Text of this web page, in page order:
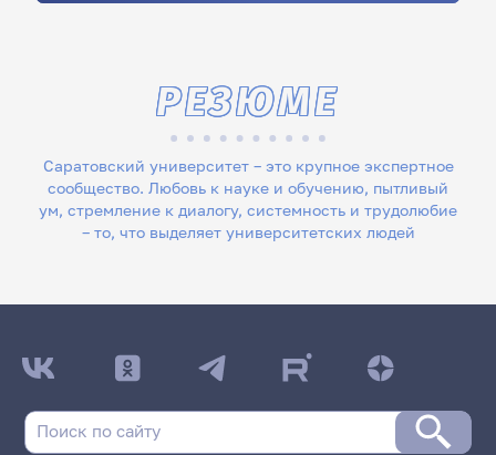
Саратовский университет – это крупное экспертное
сообщество. Любовь к науке и обучению, пытливый
ум, стремление к диалогу, системность и трудолюбие
– то, что выделяет университетских людей
РЕЗЮМЕ